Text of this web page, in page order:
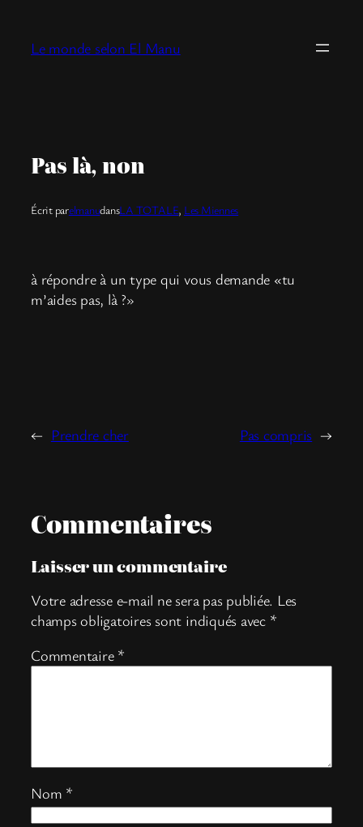
contenu
Le monde selon El Manu
Pas là, non
Écrit parelmanudansLA TOTALE, Les Miennes
à répondre à un type qui vous demande «tu
m’aides pas, là ?»
← Prendre cher Pas compris →
Commentaires
Laisser un commentaire
Votre adresse e-mail ne sera pas publiée. Les
champs obligatoires sont indiqués avec *
Commentaire *
Nom *